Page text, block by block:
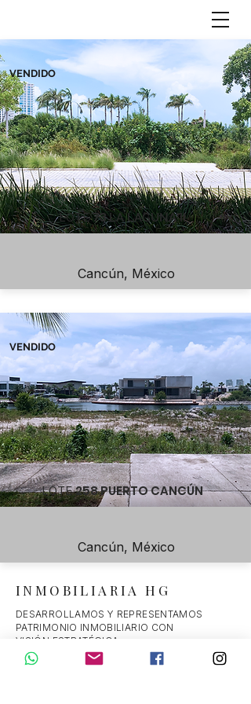
LOTE73LA LAGUNA II
VENDIDO
Cancún, México
LOTE258PUERTO CANCÚN
VENDIDO
Cancún, México
INMOBILIARIA HG
DESARROLLAMOS Y REPRESENTAMOS
PATRIMONIO INMOBILIARIO CON
VISIÓN ESTRATÉGICA.
+52 998 135 3326